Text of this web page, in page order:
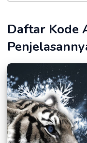
Daftar Kode